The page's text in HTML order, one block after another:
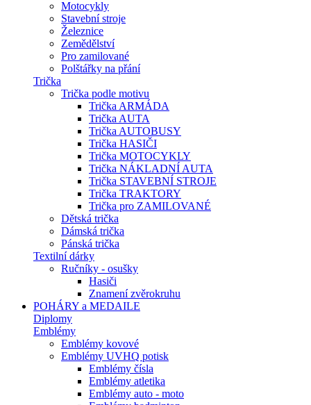
Motocykly
Stavební stroje
Železnice
Zemědělství
Pro zamilované
Polštářky na přání
Trička
Trička podle motivu
Trička ARMÁDA
Trička AUTA
Trička AUTOBUSY
Trička HASIČI
Trička MOTOCYKLY
Trička NÁKLADNÍ AUTA
Trička STAVEBNÍ STROJE
Trička TRAKTORY
Trička pro ZAMILOVANÉ
Dětská trička
Dámská trička
Pánská trička
Textilní dárky
Ručníky - osušky
Hasiči
Znamení zvěrokruhu
POHÁRY a MEDAILE
Diplomy
Emblémy
Emblémy kovové
Emblémy UVHQ potisk
Emblémy čísla
Emblémy atletika
Emblémy auto - moto